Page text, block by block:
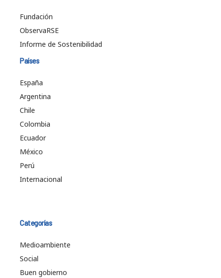
Fundación
ObservaRSE
Informe de Sostenibilidad
Países
España
Argentina
Chile
Colombia
Ecuador
México
Perú
Internacional
Categorías
Medioambiente
Social
Buen gobierno